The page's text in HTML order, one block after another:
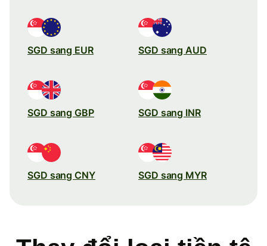
SGD sang EUR SGD sang AUD
SGD sang GBP SGD sang INR
SGD sang CNY SGD sang MYR